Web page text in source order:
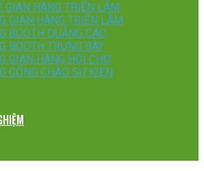
GIAN HÀNG TRIỂN LÃM
GIAN HÀNG TRIỂN LÃM
BOOTH QUẢNG CÁO
BOOTH TRƯNG BÀY
GIAN HÀNG HỘI CHỢ
CỔNG CHÀO SỰ KIỆN